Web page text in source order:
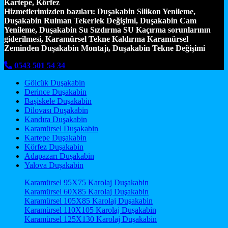
Kartepe, Körfez
Hizmetlerimizden bazıları: Duşakabin Silikon Yenileme,
Duşakabin Rulman Tekerlek Değişimi, Duşakabin Cam
Yenileme, Duşakabin Su Sızdırma SU Kaçırma sorunlarının
giderilmesi, Karamürsel Tekne Kaldırma Karamürsel
Zeminden Duşakabin Montajı, Duşakabin Tekne Değişimi
0543 501 54 34
Gölcük Duşakabin
Derince Duşakabin
Başiskele Duşakabin
Dilovası Duşakabin
Kandıra Duşakabin
Karamürsel Duşakabin
Kartepe Duşakabin
Körfez Duşakabin
Adapazarı Duşakabin
Yalova Duşakabin
Karamürsel 95X75 Karolaj Duşakabin
Karamürsel 60X85 Karolaj Duşakabin
Karamürsel 105X85 Karolaj Duşakabin
Karamürsel 110X105 Karolaj Duşakabin
Karamürsel 125X130 Karolaj Duşakabin